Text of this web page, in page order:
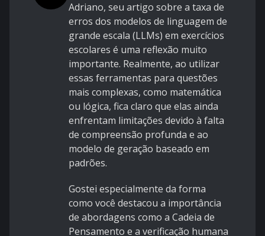
Adriano, seu artigo sobre a taxa de
erros dos modelos de linguagem de
grande escala (LLMs) em exercícios
escolares é uma reflexão muito
importante. Realmente, ao utilizar
essas ferramentas para questões
mais complexas, como matemática
ou lógica, fica claro que elas ainda
enfrentam limitações devido à falta
de compreensão profunda e ao
modelo de geração baseado em
padrões.
Gostei especialmente da forma
como você destacou a importância
de abordagens como a Cadeia de
Pensamento e a verificação humana